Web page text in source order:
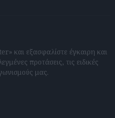
και εξασφαλίστε έγκαιρη και
προτάσεις, τις ειδικές
μας.